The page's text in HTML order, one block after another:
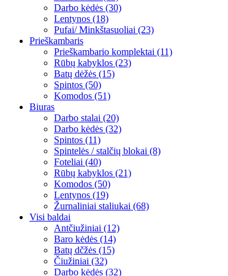
Darbo kėdės (30)
Lentynos (18)
Pufai/ Minkštasuoliai (23)
Prieškambaris
Prieškambario komplektai (11)
Rūbų kabyklos (23)
Batų dėžės (15)
Spintos (50)
Komodos (51)
Biuras
Darbo stalai (20)
Darbo kėdės (32)
Spintos (11)
Spintelės / stalčių blokai (8)
Foteliai (40)
Rūbų kabyklos (21)
Komodos (50)
Lentynos (19)
Žurnaliniai staliukai (68)
Visi baldai
Antčiužiniai (12)
Baro kėdės (14)
Batų dčžės (15)
Čiužiniai (32)
Darbo kėdės (32)